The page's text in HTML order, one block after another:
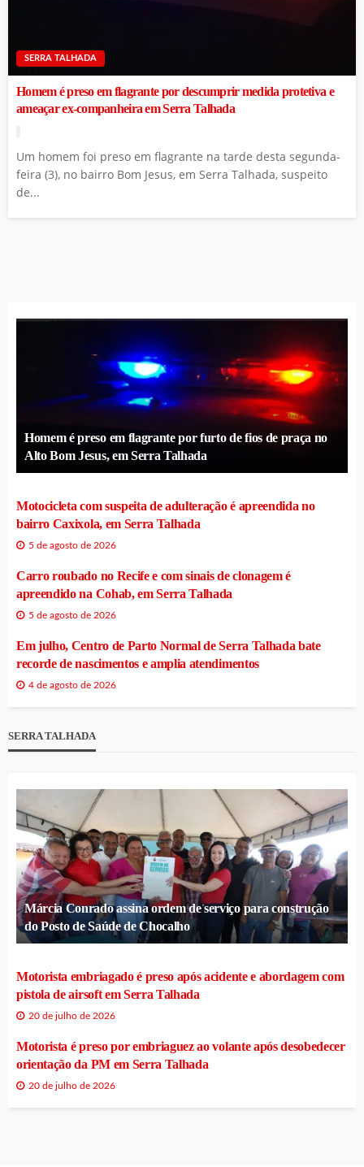
SERRA TALHADA
Homem é preso em flagrante por descumprir medida protetiva e
ameaçar ex-companheira em Serra Talhada
Um homem foi preso em flagrante na tarde desta segunda-
feira (3), no bairro Bom Jesus, em Serra Talhada, suspeito
de...
Homem é preso em flagrante por furto de fios de praça no
Alto Bom Jesus, em Serra Talhada
Motocicleta com suspeita de adulteração é apreendida no
bairro Caxixola, em Serra Talhada
5 de agosto de 2026
Carro roubado no Recife e com sinais de clonagem é
apreendido na Cohab, em Serra Talhada
5 de agosto de 2026
Em julho, Centro de Parto Normal de Serra Talhada bate
recorde de nascimentos e amplia atendimentos
4 de agosto de 2026
SERRA TALHADA
Márcia Conrado assina ordem de serviço para construção
do Posto de Saúde de Chocalho
Motorista embriagado é preso após acidente e abordagem com
pistola de airsoft em Serra Talhada
20 de julho de 2026
Motorista é preso por embriaguez ao volante após desobedecer
orientação da PM em Serra Talhada
20 de julho de 2026